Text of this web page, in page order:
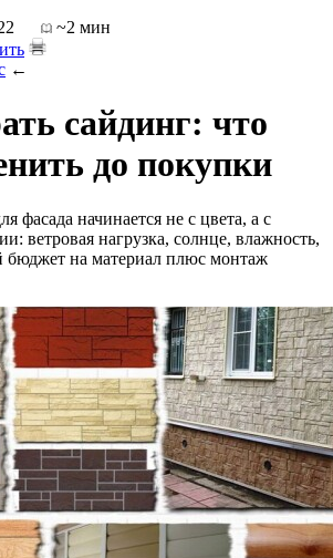
~2 мин
←
сайдинг: что
до покупки
фасада начинается не с цвета, а с
ветровая нагрузка, солнце, влажность,
бюджет на материал плюс монтаж